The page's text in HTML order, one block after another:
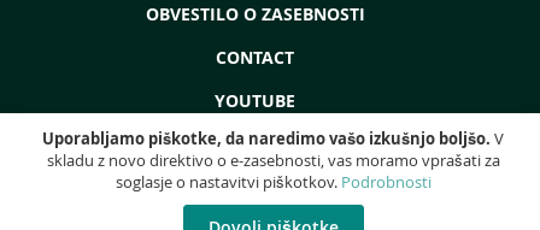
Uporabljamo piškotke, da naredimo vašo izkušnjo boljšo. V
skladu z novo direktivo o e-zasebnosti, vas moramo vprašati za
soglasje o nastavitvi piškotkov. Podrobnosti
OBVESTILO O ZASEBNOSTI
CONTACT
YOUTUBE
Copyright © 2022 - ProdEq Group: Rabljeni Stroji - Remont - Likvidacija - Vse